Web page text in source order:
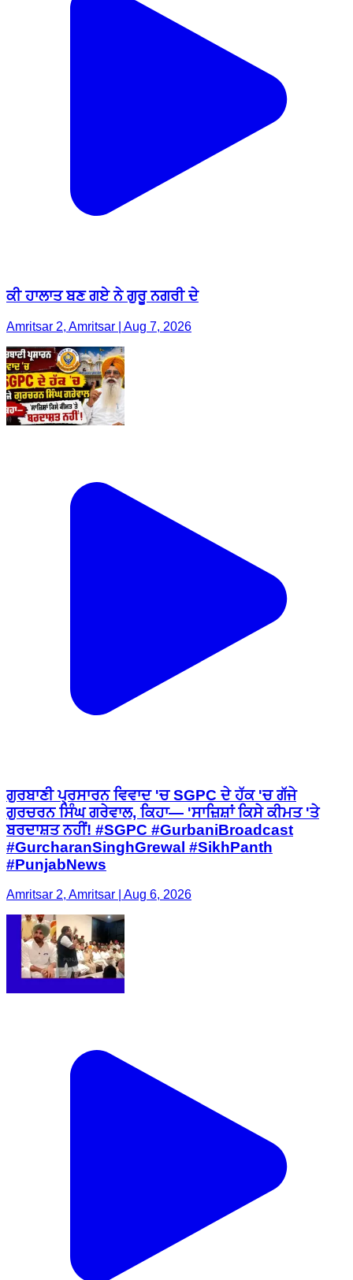
ਕੀ ਹਾਲਾਤ ਬਣ ਗਏ ਨੇ ਗੁਰੂ ਨਗਰੀ ਦੇ
Amritsar 2, Amritsar | Aug 7, 2026
ਗੁਰਬਾਣੀ ਪ੍ਰਸਾਰਨ ਵਿਵਾਦ 'ਚ SGPC ਦੇ ਹੱਕ 'ਚ ਗੱਜੇ
ਗੁਰਚਰਨ ਸਿੰਘ ਗਰੇਵਾਲ, ਕਿਹਾ— 'ਸਾਜ਼ਿਸ਼ਾਂ ਕਿਸੇ ਕੀਮਤ 'ਤੇ
ਬਰਦਾਸ਼ਤ ਨਹੀਂ! #SGPC #GurbaniBroadcast
#GurcharanSinghGrewal #SikhPanth
#PunjabNews
Amritsar 2, Amritsar | Aug 6, 2026